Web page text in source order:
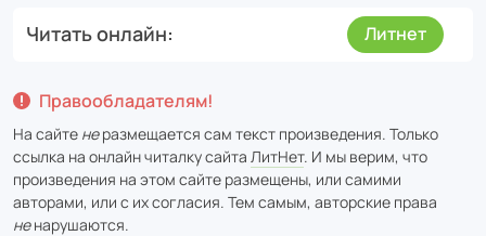
Читать онлайн Литнет
Правообладателям!
На сайте неразмещается сам текст произведения. Только
ссылка на онлайн читалку сайта ЛитНет. И мы верим, что
произведения на этом сайте размещены, или самими
авторами, или с их согласия. Тем самым, авторские права
ненарушаются.